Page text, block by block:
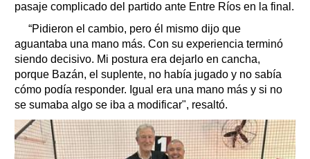
pasaje complicado del partido ante Entre Ríos en la final.
“Pidieron el cambio, pero él mismo dijo que
aguantaba una mano más. Con su experiencia terminó
siendo decisivo. Mi postura era dejarlo en cancha,
porque Bazán, el suplente, no había jugado y no sabía
cómo podía responder. Igual era una mano más y si no
se sumaba algo se iba a modificar", resaltó.